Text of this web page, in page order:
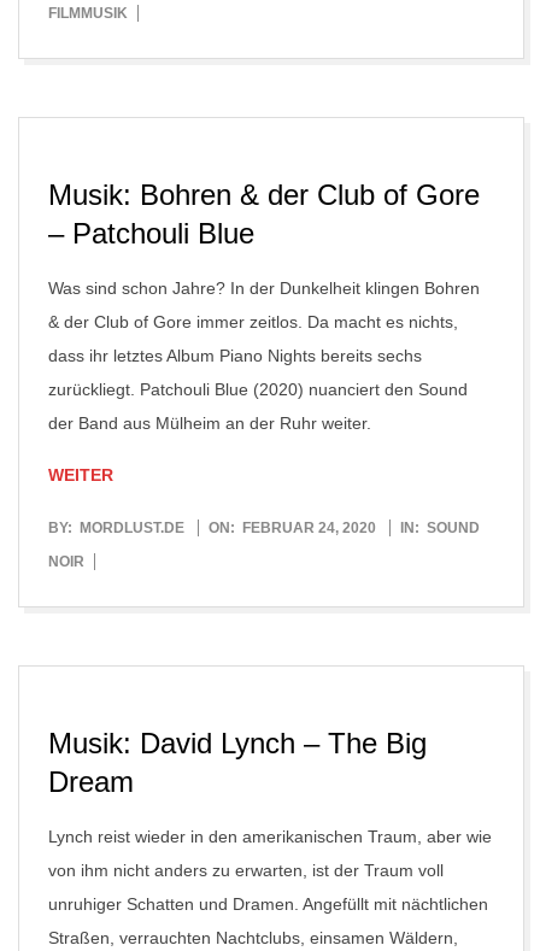
12-
FILMMUSIK
Musik: Bohren & der Club of Gore
– Patchouli Blue
Was sind schon Jahre? In der Dunkelheit klingen Bohren
& der Club of Gore immer zeitlos. Da macht es nichts,
dass ihr letztes Album Piano Nights bereits sechs
zurückliegt. Patchouli Blue (2020) nuanciert den Sound
der Band aus Mülheim an der Ruhr weiter.
WEITER
2020-
02-
BY: MORDLUST.DE ON: FEBRUAR 24, 2020 IN: SOUND
NOIR
Musik: David Lynch – The Big
Dream
Lynch reist wieder in den amerikanischen Traum, aber wie
von ihm nicht anders zu erwarten, ist der Traum voll
unruhiger Schatten und Dramen. Angefüllt mit nächtlichen
Straßen, verrauchten Nachtclubs, einsamen Wäldern,